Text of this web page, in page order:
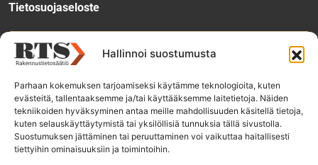
Hallinnoi suostumusta
Parhaan kokemuksen tarjoamiseksi käytämme teknologioita, kuten
evästeitä, tallentaaksemme ja/tai käyttääksemme laitetietoja. Näiden
tekniikoiden hyväksyminen antaa meille mahdollisuuden käsitellä tietoja,
kuten selauskäyttäytymistä tai yksilöllisiä tunnuksia tällä sivustolla.
Suostumuksen jättäminen tai peruuttaminen voi vaikuttaa haitallisesti
tiettyihin ominaisuuksiin ja toimintoihin.
Tietosuojaseloste
Tee käyttölupahakemus
Tilaa uutiskirje